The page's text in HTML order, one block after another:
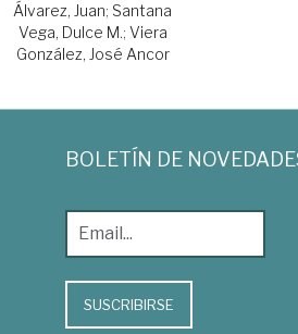
Álvarez, Juan; Santana
Vega, Dulce M.; Viera
González, José Ancor
BOLETÍN DE
SUSCRIBIRSE